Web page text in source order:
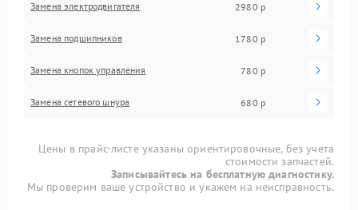
Замена электродвигателя 2980 р
Замена подшипников 1780 р
Замена кнопок управления 780 р
Замена сетевого шнура 680 р
Цены в прайс-листе указаны ориентировочные, без учета
стоимости запчастей.
Записывайтесь на бесплатную диагностику.
Мы проверим ваше устройство и укажем на неисправность.